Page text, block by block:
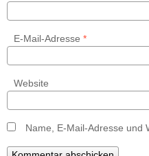
E-Mail-Adresse *
Website
Name, E-Mail-Adresse und